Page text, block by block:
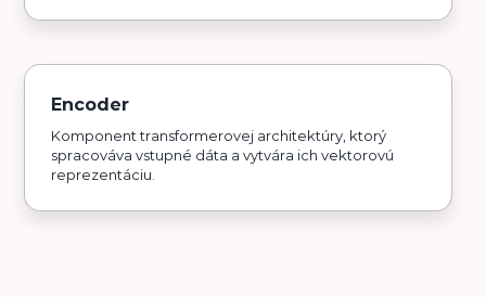
Encoder
Komponent transformerovej architektúry, ktorý
spracováva vstupné dáta a vytvára ich vektorovú
reprezentáciu.